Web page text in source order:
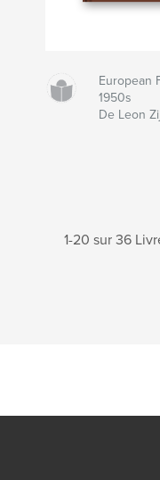
European
1950s
De Leon
1-20 sur 36